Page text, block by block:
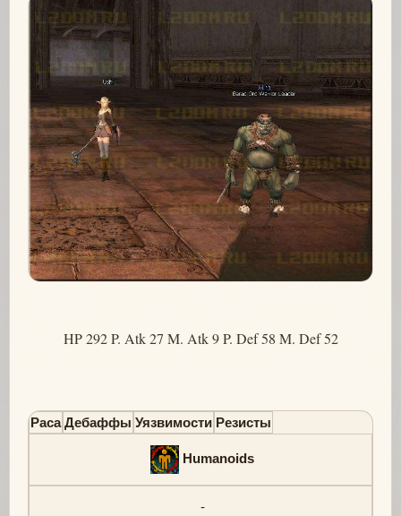
HP 292 P. Atk 27 M. Atk 9 P. Def 58 M. Def 52
Раса Дебаффы Уязвимости Резисты
Humanoids
-